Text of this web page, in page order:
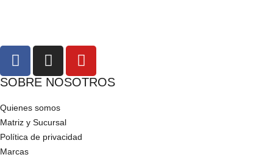
SOBRE NOSOTROS
Quienes somos
Matriz y Sucursal
Política de privacidad
Marcas